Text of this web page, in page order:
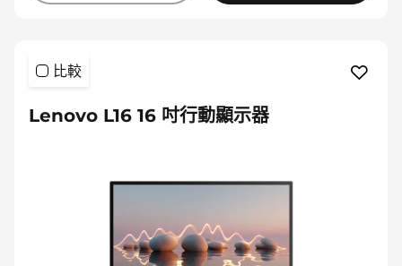
比較
Lenovo L16 16 吋行動顯示器